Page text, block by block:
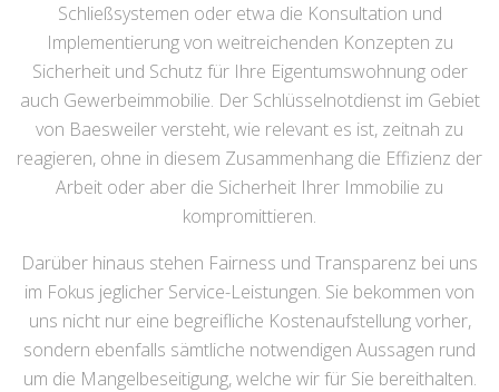
Schließsystemen oder etwa die Konsultation und
Implementierung von weitreichenden Konzepten zu
Sicherheit und Schutz für Ihre Eigentumswohnung oder
auch Gewerbeimmobilie. Der Schlüsselnotdienst im Gebiet
von Baesweiler versteht, wie relevant es ist, zeitnah zu
reagieren, ohne in diesem Zusammenhang die Effizienz der
Arbeit oder aber die Sicherheit Ihrer Immobilie zu
kompromittieren.
Darüber hinaus stehen Fairness und Transparenz bei uns
im Fokus jeglicher Service-Leistungen. Sie bekommen von
uns nicht nur eine begreifliche Kostenaufstellung vorher,
sondern ebenfalls sämtliche notwendigen Aussagen rund
um die Mangelbeseitigung, welche wir für Sie bereithalten.